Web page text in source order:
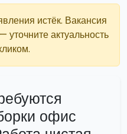
истёк. Вакансия
актуальность
офис